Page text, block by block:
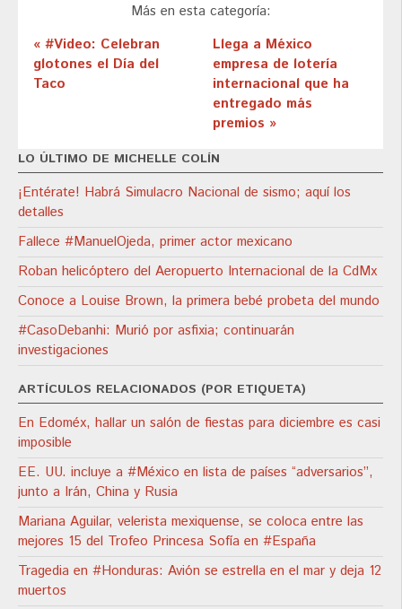
Más en esta categoría:
« #Video: Celebran
glotones el Día del
Taco
Llega a México
empresa de lotería
internacional que ha
entregado más
premios »
LO ÚLTIMO DE MICHELLE COLÍN
¡Entérate! Habrá Simulacro Nacional de sismo; aquí los
detalles
Fallece #ManuelOjeda, primer actor mexicano
Roban helicóptero del Aeropuerto Internacional de la CdMx
Conoce a Louise Brown, la primera bebé probeta del mundo
#CasoDebanhi: Murió por asfixia; continuarán
investigaciones
ARTÍCULOS RELACIONADOS (POR ETIQUETA)
En Edoméx, hallar un salón de fiestas para diciembre es casi
imposible
EE. UU. incluye a #México en lista de países “adversarios”,
junto a Irán, China y Rusia
Mariana Aguilar, velerista mexiquense, se coloca entre las
mejores 15 del Trofeo Princesa Sofía en #España
Tragedia en #Honduras: Avión se estrella en el mar y deja 12
muertos